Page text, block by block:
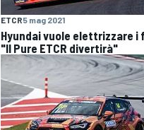
ETCR5 mag 2021
Hyundai vuole elettrizzare i
"Il Pure ETCR divertirà"